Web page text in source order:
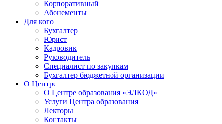
Корпоративный
Абонементы
Для кого
Бухгалтер
Юрист
Кадровик
Руководитель
Специалист по закупкам
Бухгалтер бюджетной организации
О Центре
О Центре образования «ЭЛКОД»
Услуги Центра образования
Лекторы
Контакты